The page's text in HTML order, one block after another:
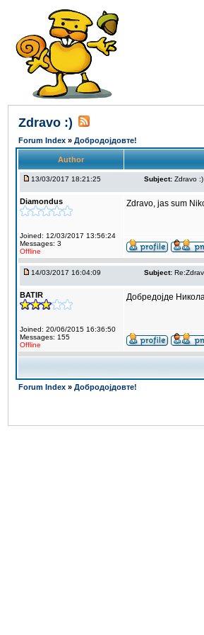
Zdravo :)
Forum Index » Добродојдовте!
Author
13/03/2017 18:21:25 Subject: Zdravo :)
Diamondus
Joined: 12/03/2017 13:56:24
Messages: 3
Offline
Zdravo, jas sum
14/03/2017 16:04:09 Subject:
BATIR
Joined: 20/06/2015 16:36:50
Messages: 155
Offline
Добредојде
Forum Index » Добродојдовте!